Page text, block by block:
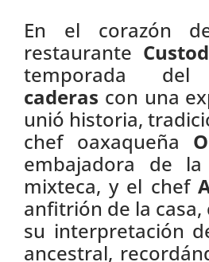
En el corazón
restaurante
temporada
caderas con una
unió historia,
chef oaxaqueña
embajadora de la
mixteca, y el chef
anfitrión de la
su interpretación
ancestral,